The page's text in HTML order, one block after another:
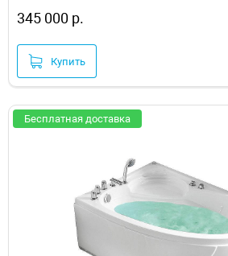
345 000 р.
Купить
Бесплатная доставка